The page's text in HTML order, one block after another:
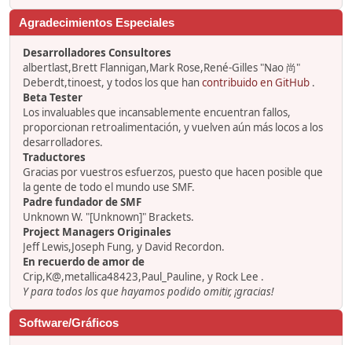
Agradecimientos Especiales
Desarrolladores Consultores
albertlast,Brett Flannigan,Mark Rose,René-Gilles "Nao 尚"
Deberdt,tinoest, y todos los que hancontribuido en GitHub .
Beta Tester
Los invaluables que incansablemente encuentran fallos,
proporcionan retroalimentación, y vuelven aún más locos a los
desarrolladores.
Traductores
Gracias por vuestros esfuerzos, puesto que hacen posible que
la gente de todo el mundo use SMF.
Padre fundador de SMF
Unknown W. "[Unknown]" Brackets.
Project Managers Originales
Jeff Lewis,Joseph Fung, y David Recordon.
En recuerdo de amor de
Crip,K@,metallica48423,Paul_Pauline, y Rock Lee .
Y para todos los que hayamos podido omitir, ¡gracias!
Software/Gráficos